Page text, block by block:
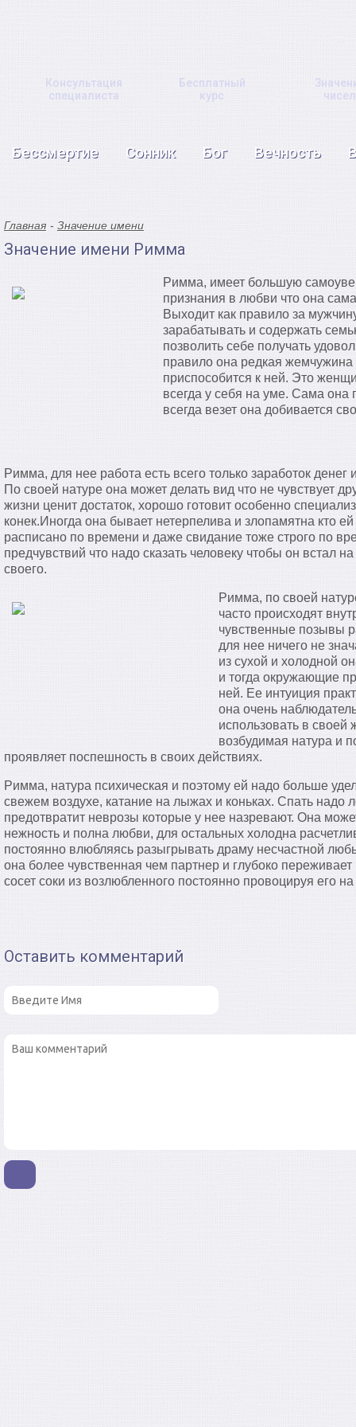
Консультация
специалиста
Бесплатный
курс
чисел
Бессмертие Сонник Бог Вечность
Главная Значение имени
Значение имени Римма
Римма, имеет большую
признания в любви что она
Выходит как правило за
зарабатывать и содержать
позволить себе получать
правило она редкая жемчужина
приспособится к ней. Это
всегда у себя на уме. Сама она
всегда везет она добивается
Римма, для нее работа есть всего только заработок денег
По своей натуре она может делать вид что не чувствует
жизни ценит достаток, хорошо готовит особенно
конек.Иногда она бывает нетерпелива и злопамятна кто
расписано по времени и даже свидание тоже строго по
предчувствий что надо сказать человеку чтобы он встал
своего.
Римма, по своей
часто происходят
чувственные позывы
для нее ничего не
из сухой и холодной
и тогда окружающие
ней. Ее интуиция
она очень
использовать в своей
возбудимая натура и
проявляет поспешность в своих действиях.
Римма, натура психическая и поэтому ей надо больше
свежем воздухе, катание на лыжах и коньках. Спать надо
предотвратит неврозы которые у нее назревают. Она
нежность и полна любви, для остальных холодна
постоянно влюбляясь разыгрывать драму несчастной
она более чувственная чем партнер и глубоко
сосет соки из возлюбленного постоянно провоцируя его
Оставить комментарий